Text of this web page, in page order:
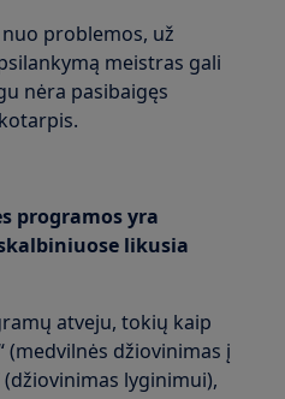
problemos, už
meistras gali
nėra pasibaigęs
programos yra
likusia
atveju, tokių kaip
(medvilnės džiovinimas į
lyginimui),